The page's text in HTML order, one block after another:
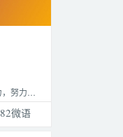
趁你现在还有时间，尽你自己最大的努力，努力做成你最想做的那件事，成为你最想成为的那种人，过着你最想过的那种生活。这个世界永远比你想的要更精彩，不要败给生活。
82微语